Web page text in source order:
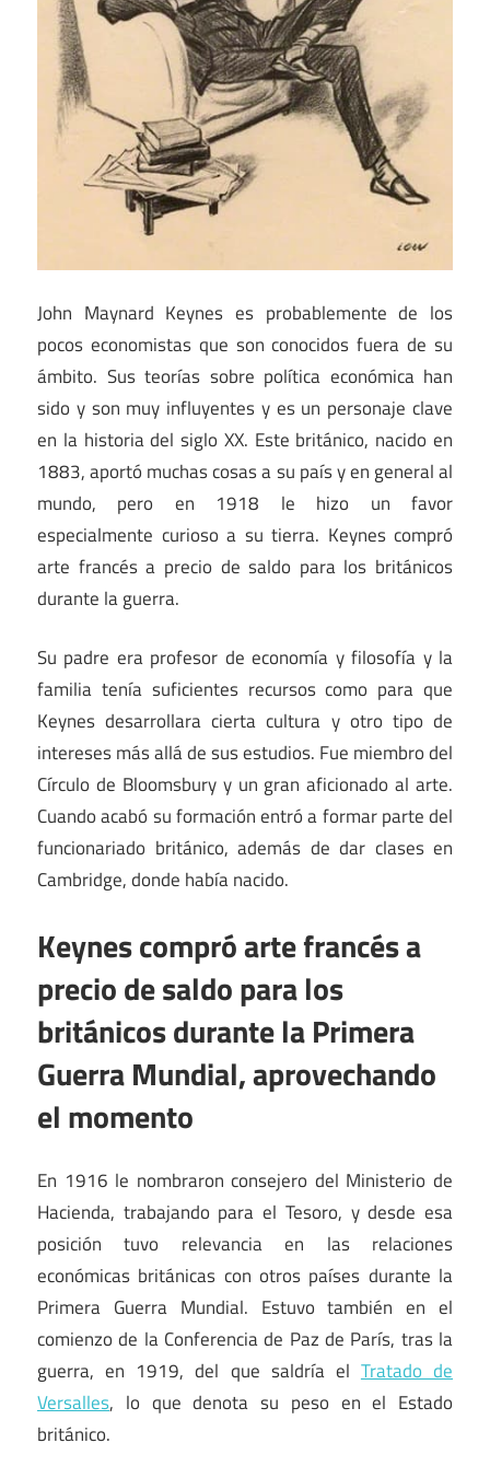
John Maynard Keynes es probablemente de los
pocos economistas que son conocidos fuera de su
ámbito. Sus teorías sobre política económica han
sido y son muy influyentes y es un personaje clave
en la historia del siglo XX. Este británico, nacido en
1883, aportó muchas cosas a su país y en general al
mundo, pero en 1918 le hizo un favor
especialmente curioso a su tierra. Keynes compró
arte francés a precio de saldo para los británicos
durante la guerra.
Su padre era profesor de economía y filosofía y la
familia tenía suficientes recursos como para que
Keynes desarrollara cierta cultura y otro tipo de
intereses más allá de sus estudios. Fue miembro del
Círculo de Bloomsbury y un gran aficionado al arte.
Cuando acabó su formación entró a formar parte del
funcionariado británico, además de dar clases en
Cambridge, donde había nacido.
Keynes compró arte francés a
precio de saldo para los
británicos durante la Primera
Guerra Mundial, aprovechando
el momento
En 1916 le nombraron consejero del Ministerio de
Hacienda, trabajando para el Tesoro, y desde esa
posición tuvo relevancia en las relaciones
económicas británicas con otros países durante la
Primera Guerra Mundial. Estuvo también en el
comienzo de la Conferencia de Paz de París, tras la
guerra, en 1919, del que saldría elTratado de
Versalles, lo que denota su peso en el Estado
británico.